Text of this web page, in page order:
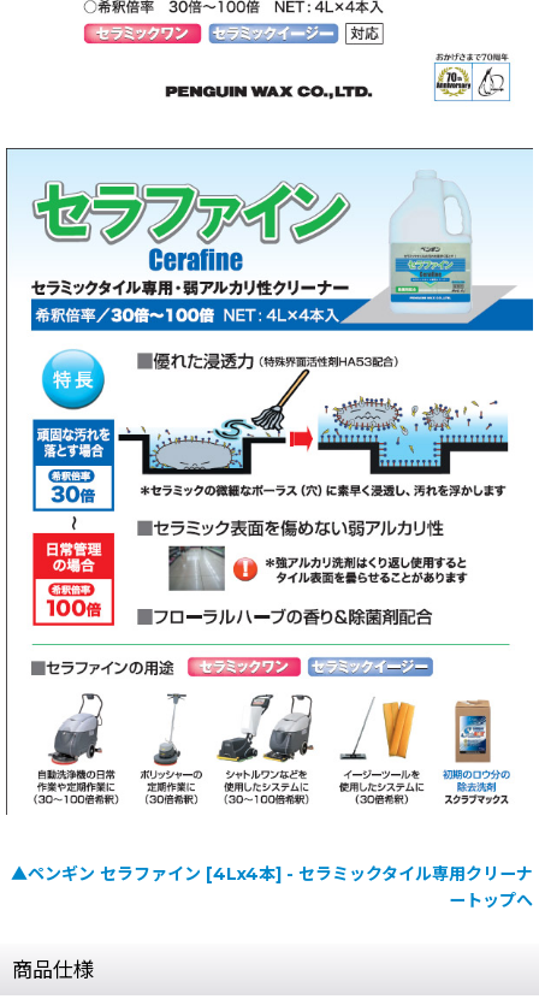
▲ペンギン セラファイン [4Lx4本] - セラミックタイル専用クリーナ
ートップへ
商品仕様